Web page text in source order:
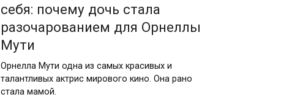
себя: почему дочь стала
разочарованием для Орнеллы
Мути
Орнелла Мути одна из самых красивых и
талантливых актрис мирового кино. Она рано
стала мамой.